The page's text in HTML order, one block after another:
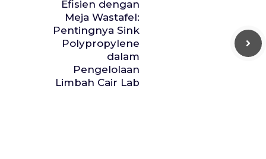
Efisien dengan
Meja Wastafel:
Pentingnya Sink
Polypropylene
dalam
Pengelolaan
Limbah Cair Lab